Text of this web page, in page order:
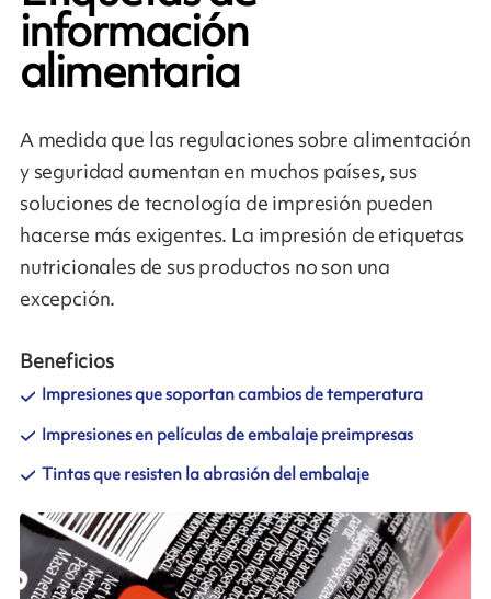
información
alimentaria
A medida que las regulaciones sobre alimentación
y seguridad aumentan en muchos países, sus
soluciones de tecnología de impresión pueden
hacerse más exigentes. La impresión de etiquetas
nutricionales de sus productos no son una
excepción.
Beneficios
Impresiones que soportan cambios de temperatura
Impresiones en películas de embalaje preimpresas
Tintas que resisten la abrasión del embalaje